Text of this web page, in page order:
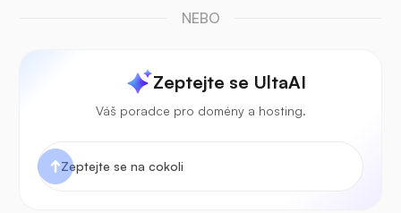
NEBO
Zeptejte se UltaAI
Váš poradce pro domény a hosting.